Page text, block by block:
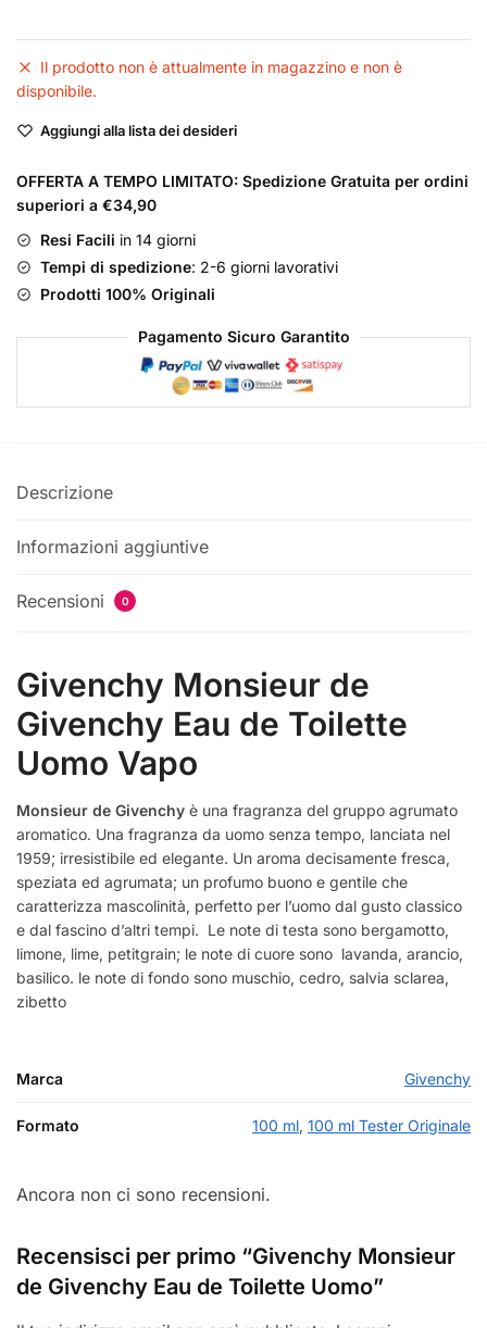
Il prodotto non è attualmente in magazzino e non è
disponibile.
Aggiungi alla lista dei desideri
OFFERTA A TEMPO LIMITATO: Spedizione Gratuita per ordini
superiori a €34,90
Resi Facili in 14 giorni
Tempi di spedizione: 2-6 giorni lavorativi
Prodotti 100% Originali
Pagamento Sicuro Garantito
Descrizione
Informazioni aggiuntive
Recensioni 0
Givenchy Monsieur de
Givenchy Eau de Toilette
Uomo Vapo
Monsieur de Givenchy è una fragranza del gruppo agrumato
aromatico. Una fragranza da uomo senza tempo, lanciata nel
1959; irresistibile ed elegante. Un aroma decisamente fresca,
speziata ed agrumata; un profumo buono e gentile che
caratterizza mascolinità, perfetto per l’uomo dal gusto classico
e dal fascino d’altri tempi. Le note di testa sono bergamotto,
limone, lime, petitgrain; le note di cuore sono lavanda, arancio,
basilico. le note di fondo sono muschio, cedro, salvia sclarea,
zibetto
Marca Givenchy
Formato 100 ml, 100 ml Tester Originale
Ancora non ci sono recensioni.
Recensisci per primo “Givenchy Monsieur
de Givenchy Eau de Toilette Uomo”